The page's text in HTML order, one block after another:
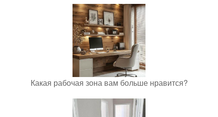
Какая рабочая зона вам больше нравится?